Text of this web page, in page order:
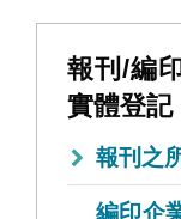
報刊/編
實體登記
報刊之
編印企